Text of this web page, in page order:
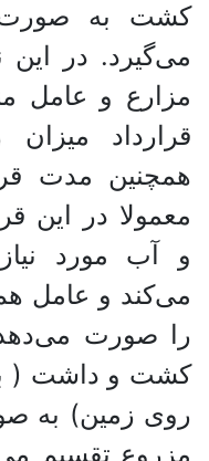
کشت به
می‌گیرد. در
مزارع و عامل
قرارداد
همچنین مدت
معمولا در این
و آب مورد
می‌کند و عامل
را صورت
کشت و داشت (
روی زمین) به
مزروع تقسیم